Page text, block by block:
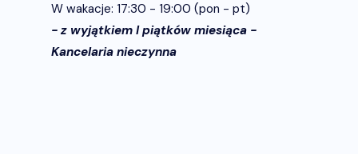
W wakacje: 17:30 - 19:00 (pon - pt)
- z wyjątkiem I piątków miesiąca -
Kancelaria nieczynna